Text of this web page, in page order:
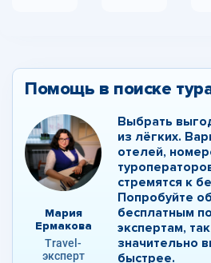
Помощь в поиске
Мария
Ермакова
Travel-
эксперт
Выбрать
из лёгких.
отелей,
стремятся к
Попробуйте
бесплатным
экспертам,
значительно
быстрее.